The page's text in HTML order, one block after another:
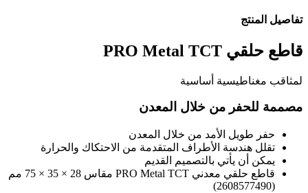
تفاصيل المنتج
قاطع حلقي PRO Metal TCT
لمثاقب مغناطيسية أساسية
مصممة للحفر من خلال المعدن
حفر طويل الأمد من خلال المعدن
تقلل هندسة الأطراف المتقدمة من الاحتكاك والحرارة
يمكن أن يأتي بالتصميم القديم
قاطع حلقي معدني PRO Metal TCT مقاس 28 × 35 × 75 مم
(2608577490)